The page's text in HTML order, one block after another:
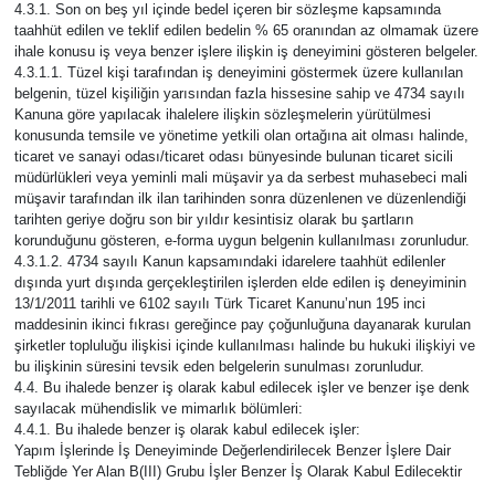
4.3.1. Son on beş yıl içinde bedel içeren bir sözleşme kapsamında
taahhüt edilen ve teklif edilen bedelin % 65 oranından az olmamak üzere
ihale konusu iş veya benzer işlere ilişkin iş deneyimini gösteren belgeler.
4.3.1.1. Tüzel kişi tarafından iş deneyimini göstermek üzere kullanılan
belgenin, tüzel kişiliğin yarısından fazla hissesine sahip ve 4734 sayılı
Kanuna göre yapılacak ihalelere ilişkin sözleşmelerin yürütülmesi
konusunda temsile ve yönetime yetkili olan ortağına ait olması halinde,
ticaret ve sanayi odası/ticaret odası bünyesinde bulunan ticaret sicili
müdürlükleri veya yeminli mali müşavir ya da serbest muhasebeci mali
müşavir tarafından ilk ilan tarihinden sonra düzenlenen ve düzenlendiği
tarihten geriye doğru son bir yıldır kesintisiz olarak bu şartların
korunduğunu gösteren, e-forma uygun belgenin kullanılması zorunludur.
4.3.1.2. 4734 sayılı Kanun kapsamındaki idarelere taahhüt edilenler
dışında yurt dışında gerçekleştirilen işlerden elde edilen iş deneyiminin
13/1/2011 tarihli ve 6102 sayılı Türk Ticaret Kanunu’nun 195 inci
maddesinin ikinci fıkrası gereğince pay çoğunluğuna dayanarak kurulan
şirketler topluluğu ilişkisi içinde kullanılması halinde bu hukuki ilişkiyi ve
bu ilişkinin süresini tevsik eden belgelerin sunulması zorunludur.
4.4. Bu ihalede benzer iş olarak kabul edilecek işler ve benzer işe denk
sayılacak mühendislik ve mimarlık bölümleri:
4.4.1. Bu ihalede benzer iş olarak kabul edilecek işler:
Yapım İşlerinde İş Deneyiminde Değerlendirilecek Benzer İşlere Dair
Tebliğde Yer Alan B(III) Grubu İşler Benzer İş Olarak Kabul Edilecektir